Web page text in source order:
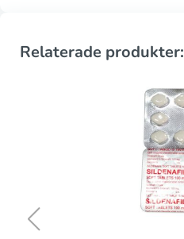
Relaterade produkter: